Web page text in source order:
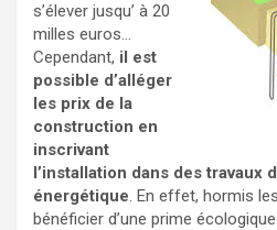
s’élever jusqu’ à 20
milles euros…
Cependant, il est
possible d’alléger
les prix de la
construction en
inscrivant
l’installation dans des travaux
énergétique. En effet, hormis
bénéficier d’une prime